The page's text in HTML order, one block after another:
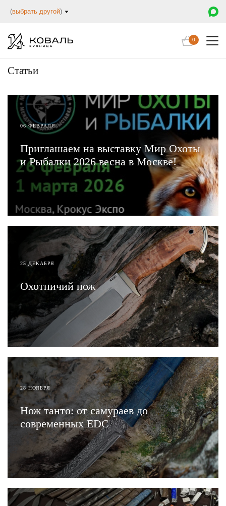
(выбрать другой)
0
Статьи
06 ФЕВРАЛЯ
Приглашаем на выставку Мир Охоты
и Рыбалки 2026 весна в Москве!
ЧИТАТЬ
25 ДЕКАБРЯ
Охотничий нож
ЧИТАТЬ
28 НОЯБРЯ
Нож танто: от самураев до
современных EDC
ЧИТАТЬ